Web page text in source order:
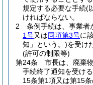
規定する必要な手続(
ければならない。
2
条例手続は、事業者
1号又は同項第3号に
知」という。)を受け
(許可の制限等)
第24条
市長は、廃棄
手続終了通知を受け
15条第1項又は第15